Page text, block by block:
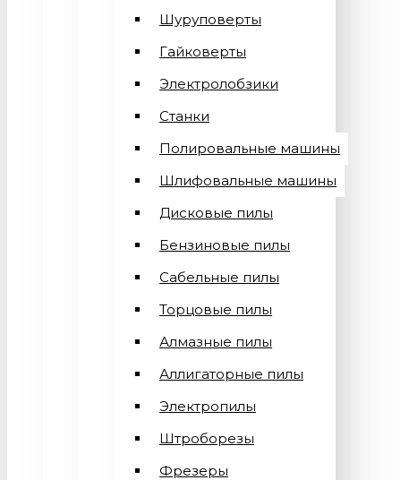
Шуруповерты
Гайковерты
Электролобзики
Станки
Полировальные машины
Шлифовальные машины
Дисковые пилы
Бензиновые пилы
Сабельные пилы
Торцовые пилы
Алмазные пилы
Аллигаторные пилы
Электропилы
Штроборезы
Фрезеры